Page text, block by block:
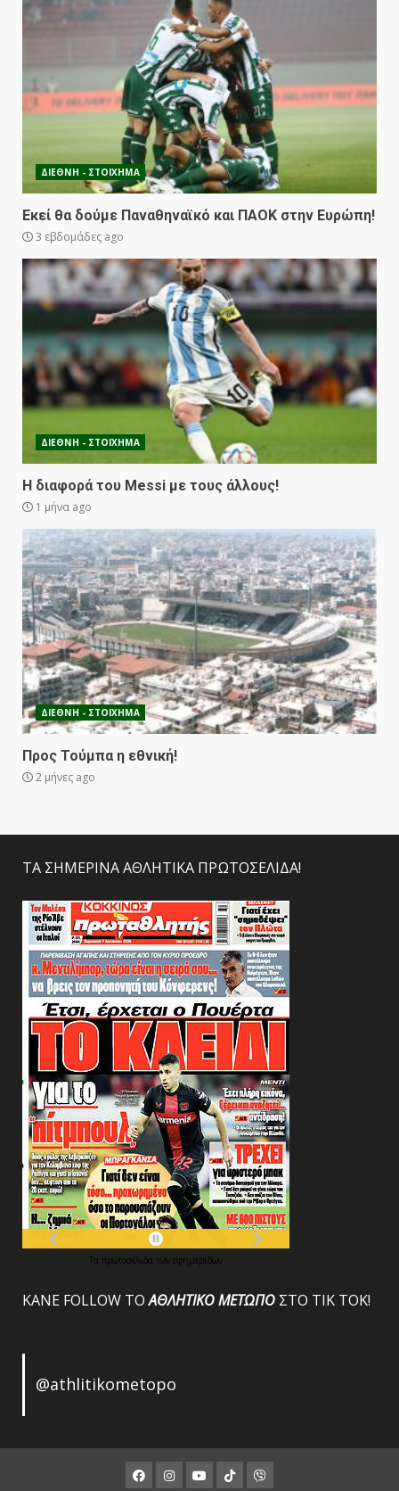
ΔΙΕΘΝΗ - ΣΤΟΙΧΗΜΑ
Εκεί θα δούμε Παναθηναϊκό και ΠΑΟΚ στην Ευρώπη!
3 εβδομάδες ago
ΔΙΕΘΝΗ - ΣΤΟΙΧΗΜΑ
Η διαφορά του Messi με τους άλλους!
1 μήνα ago
ΔΙΕΘΝΗ - ΣΤΟΙΧΗΜΑ
Προς Τούμπα η εθνική!
2 μήνες ago
ΤΑ ΣΗΜΕΡΙΝΑ ΑΘΛΗΤΙΚΑ ΠΡΩΤΟΣΕΛΙΔΑ!
Τα πρωτοσέλιδα των εφημερίδων
ΚΑΝΕ FOLLOW ΤΟΑΘΛΗΤΙΚΟΜΕΤΩΠΟ ΣΤΟ ΤΙΚ ΤΟΚ!
@athlitikometopo
Facebook
Instagram
Youtube
ΤΙΚ
Viber